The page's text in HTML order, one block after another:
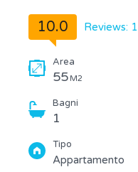
10.0 Reviews: 1
Area
55 M2
Bagni
1
Tipo
Appartamento